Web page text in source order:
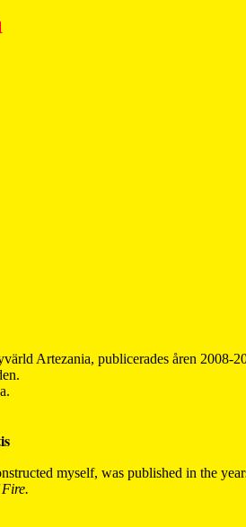
Artezania, publicerades åren 2008-
myself, was published in the